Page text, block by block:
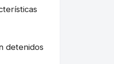
detenidos